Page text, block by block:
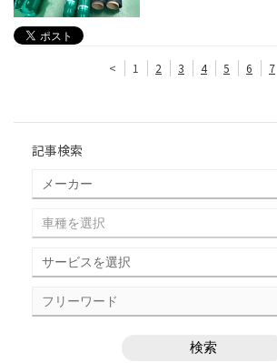
< 1 2 3 4 5 6 7
記事検索